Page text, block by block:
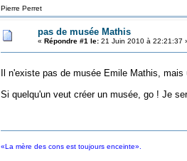
Pierre Perret
pas de musée Mathis
« Répondre #1 le:21 Juin 2010 à 22:21:37
Il n'existe pas de musée Emile Mathis,
Si quelqu'un veut créer un musée, go ! Je
«La mère des cons est toujours enceinte».